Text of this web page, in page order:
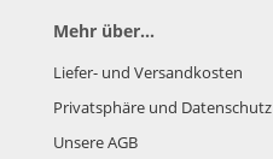
Mehr über...
Liefer- und Versandkosten
Privatsphäre und Datenschutz
Unsere AGB